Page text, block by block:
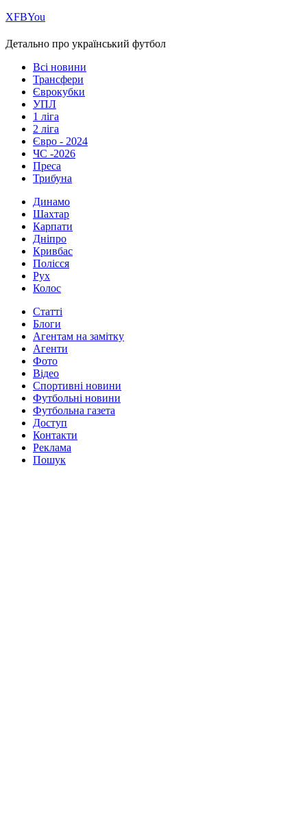
ХFBYou
Детально про український футбол
Всі новини
Трансфери
Єврокубки
УПЛ
1 ліга
2 ліга
Євро - 2024
ЧС -2026
Преса
Трибуна
Динамо
Шахтар
Карпати
Дніпро
Кривбас
Полісся
Рух
Колос
Статті
Блоги
Агентам на замітку
Агенти
Фото
Відео
Спортивні новини
Футбольні новини
Футбольна газета
Доступ
Контакти
Реклама
Пошук